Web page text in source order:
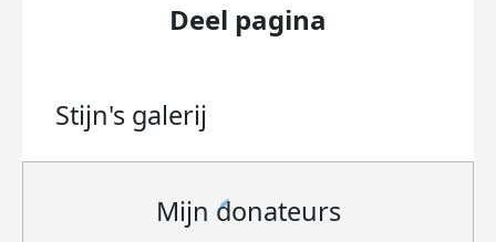
Deel pagina
Stijn's galerij
Mijn donateurs